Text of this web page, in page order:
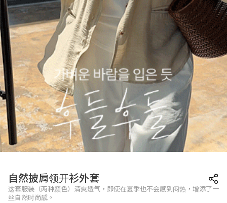
自然披肩领开衫外套
这套服装（两种颜色）清爽透气，即使在夏季也不会感到闷热，增添了一
丝自然时尚感。